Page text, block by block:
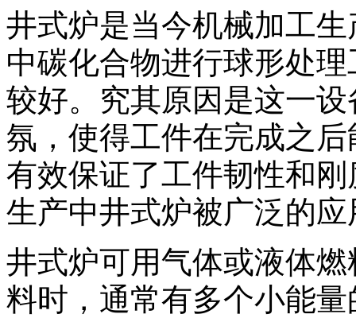
井式炉是当今机械加工
中碳化合物进行球形处
较好。究其原因是这一
氛，使得工件在完成之
有效保证了工件韧性和
生产中井式炉被广泛的
井式炉可用气体或液体
料时，通常有多个小能